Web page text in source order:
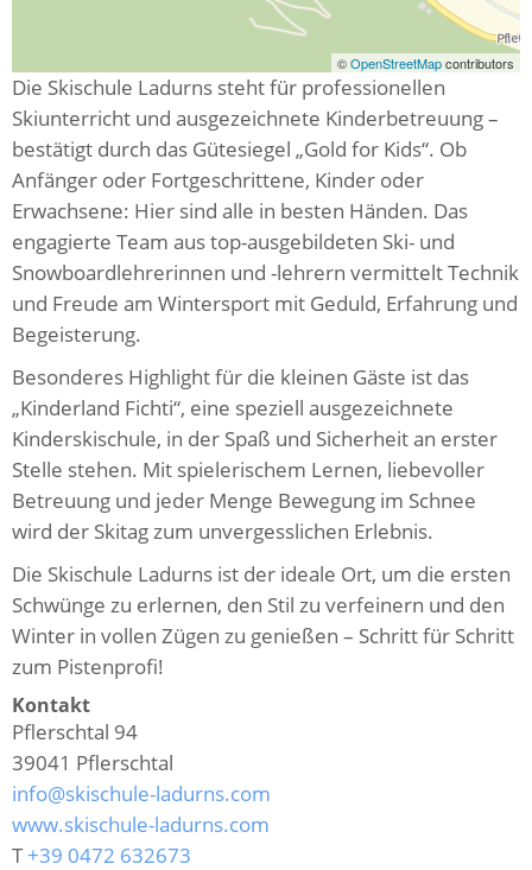
©OpenStreetMapcontributors
Die Skischule Ladurns steht für professionellen
Skiunterricht und ausgezeichnete Kinderbetreuung –
bestätigt durch das Gütesiegel „Gold for Kids“. Ob
Anfänger oder Fortgeschrittene, Kinder oder
Erwachsene: Hier sind alle in besten Händen. Das
engagierte Team aus top-ausgebildeten Ski- und
Snowboardlehrerinnen und -lehrern vermittelt Technik
und Freude am Wintersport mit Geduld, Erfahrung und
Begeisterung.
Besonderes Highlight für die kleinen Gäste ist das
„Kinderland Fichti“, eine speziell ausgezeichnete
Kinderskischule, in der Spaß und Sicherheit an erster
Stelle stehen. Mit spielerischem Lernen, liebevoller
Betreuung und jeder Menge Bewegung im Schnee
wird der Skitag zum unvergesslichen Erlebnis.
Die Skischule Ladurns ist der ideale Ort, um die ersten
Schwünge zu erlernen, den Stil zu verfeinern und den
Winter in vollen Zügen zu genießen – Schritt für Schritt
zum Pistenprofi!
Kontakt
Pflerschtal 94
39041 Pflerschtal
info@skischule-ladurns.com
www.skischule-ladurns.com
T+39 0472 632673